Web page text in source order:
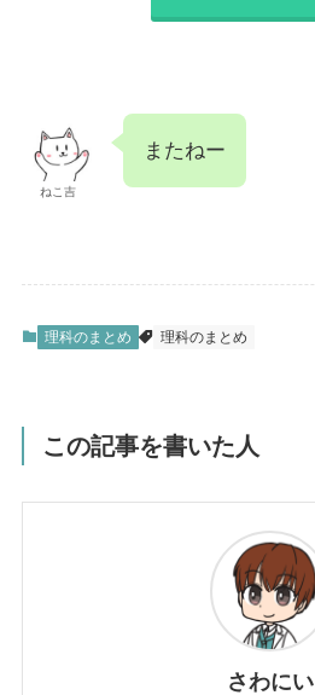
ねこ吉
またねー
理科のまとめ 理科のまとめ
この記事を書いた人
さわにい